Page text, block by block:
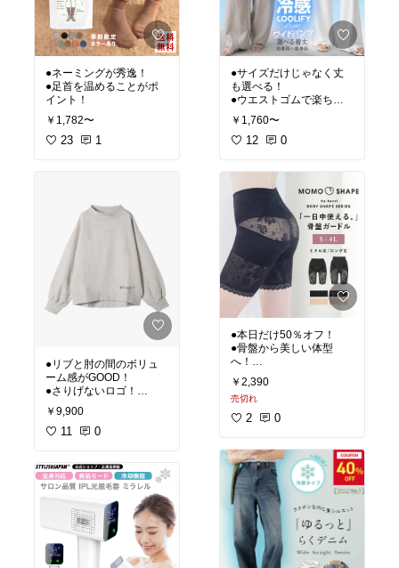
●ネーミングが秀逸！
●足首を温めることがポ
イント！
￥1,782〜
23 1
●リブと肘の間のボリュ
ーム感がGOOD！
●さりげないロゴ！
に見える！
￥9,900
11 0
●サイズだけじゃなく丈
も選べる！
●ウエストゴムで楽ち
ん！
●裏起毛でこの時期重宝
すること間違いなし！
￥1,760〜
12 0
●本日だけ50％オフ！
●骨盤から美しい体型
へ！
●見えないところで美意
識高めましょう♪
￥2,390
売切れ
2 0